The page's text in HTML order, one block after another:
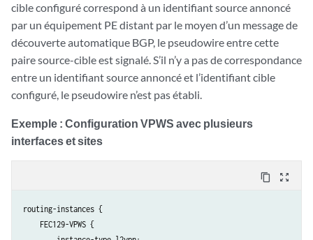
cible configuré correspond à un identifiant source annoncé
par un équipement PE distant par le moyen d’un message de
découverte automatique BGP, le pseudowire entre cette
paire source-cible est signalé. S’il n’y a pas de correspondance
entre un identifiant source annoncé et l’identifiant cible
configuré, le pseudowire n’est pas établi.
Exemple : Configuration VPWS avec plusieurs
interfaces et sites
content_copy zoom_out_map
routing-instances {
    FEC129-VPWS {